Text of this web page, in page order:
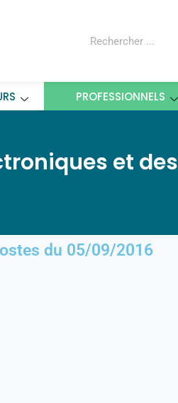
PROFESSIONNELS
et des
du 05/09/2016